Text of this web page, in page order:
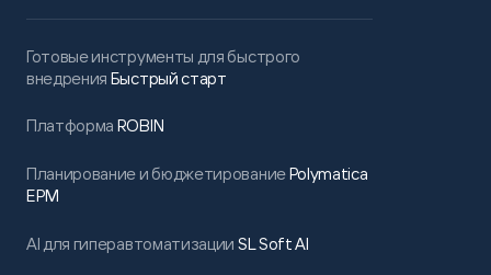
Готовые инструменты для быстрого
внедрения Быстрый старт
Платформа ROBIN
Планирование и бюджетированиеPolymatica
EPM
AI для гиперавтоматизации SL Soft AI